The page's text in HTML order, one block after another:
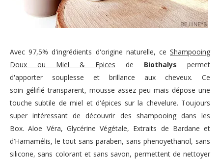
Avec 97,5% d'ingrédients d'origine naturelle, ce Shampooing
Doux ou Miel & Epices de Biothalys permet
d'apporter souplesse et brillance aux cheveux. Ce
soin gélifiétransparent, mousse assez peu mais dépose une
touche subtile de miel et d'épices sur la chevelure. Toujours
super intéressant de découvrir des shampooing dans les
Box.Aloe Véra, Glycérine Végétale, Extraits de Bardane et
d’Hamamélis, le tout sans paraben, sans phenoyethanol, sans
silicone, sans colorant et sans savon, permettent de nettoyer